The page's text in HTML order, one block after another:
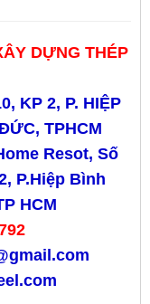
DỰNG THÉP
KP 2, P. HIỆP
TPHCM
Resot, Số
P.Hiệp Bình
HCM